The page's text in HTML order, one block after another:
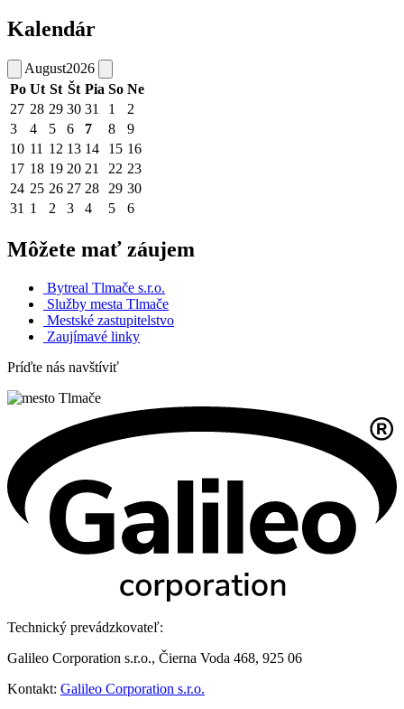
Kalendár
August2026
Po Ut St Št Pia So Ne
27 28 29 30 31 1
2
3
4 5 6 7 8
9
10 11 12 13 14 15 16
17 18 19 20 21 22 23
24 25 26 27 28 29 30
31 1 2 3 4 5 6
Môžete mať záujem
Bytreal Tlmače s.r.o.
Služby mesta Tlmače
Mestské zastupitelstvo
Zaujímavé linky
Príďte nás navštíviť
Technický prevádzkovateľ:
Galileo Corporation s.r.o., Čierna Voda 468, 925 06
Kontakt: Galileo Corporation s.r.o.